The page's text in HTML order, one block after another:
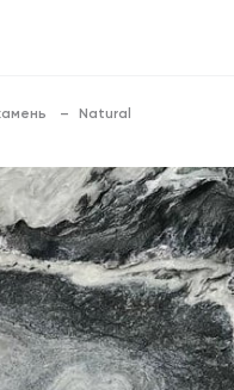
Natural